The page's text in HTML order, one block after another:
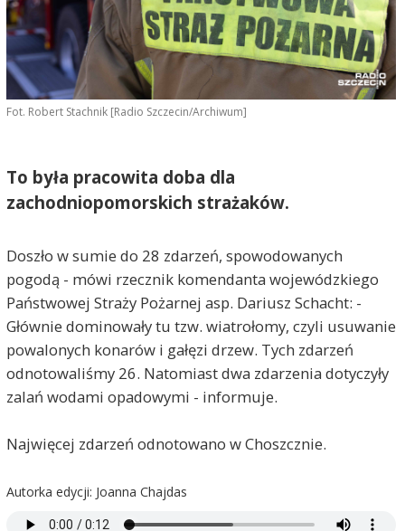
Fot. Robert Stachnik [Radio Szczecin/Archiwum]
To była pracowita doba dla
zachodniopomorskich strażaków.
Doszło w sumie do 28 zdarzeń, spowodowanych
pogodą - mówi rzecznik komendanta wojewódzkiego
Państwowej Straży Pożarnej asp. Dariusz Schacht: -
Głównie dominowały tu tzw. wiatrołomy, czyli usuwanie
powalonych konarów i gałęzi drzew. Tych zdarzeń
odnotowaliśmy 26. Natomiast dwa zdarzenia dotyczyły
zalań wodami opadowymi - informuje.
Najwięcej zdarzeń odnotowano w Choszcznie.
Autorka edycji: Joanna Chajdas